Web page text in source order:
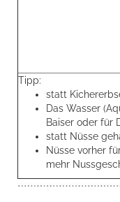
Tipp:
statt
Das Wasser
Baiser oder für
statt Nüsse
Nüsse vorher
mehr